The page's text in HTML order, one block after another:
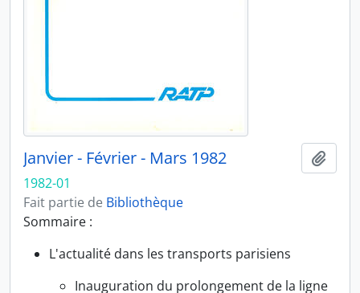
Janvier - Février - Mars 1982
1982-01
Fait partie de Bibliothèque
Sommaire :
L'actualité dans les transports parisiens
Inauguration du prolongement de la ligne